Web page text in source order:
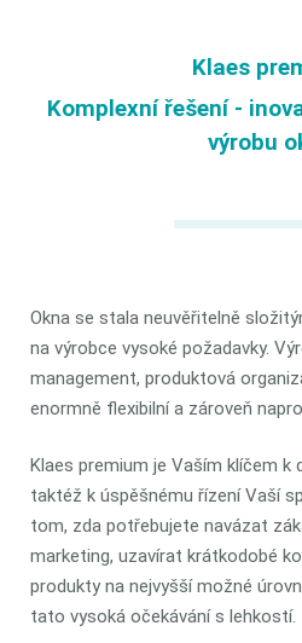
Klaes
Komplexní řešení -
výrobu
Okna se stala neuvěřitelně
na výrobce vysoké požadavky.
management, produktová
enormně flexibilní a zároveň
Klaes premium je Vaším klíčem
taktéž k úspěšnému řízení Vaší
tom, zda potřebujete navázat
marketing, uzavírat krátkodobé
produkty na nejvyšší možné
tato vysoká očekávání s lehkostí.